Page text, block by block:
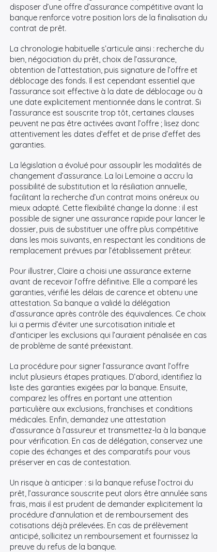
disposer d’une offre d’assurance compétitive avant la
banque renforce votre position lors de la finalisation du
contrat de prêt.
La chronologie habituelle s’articule ainsi : recherche du
bien, négociation du prêt, choix de l’assurance,
obtention de l’attestation, puis signature de l’offre et
déblocage des fonds. Il est cependant essentiel que
l’assurance soit effective à la date de déblocage ou à
une date explicitement mentionnée dans le contrat. Si
l’assurance est souscrite trop tôt, certaines clauses
peuvent ne pas être activées avant l’offre ; lisez donc
attentivement les dates d’effet et de prise d’effet des
garanties.
La législation a évolué pour assouplir les modalités de
changement d’assurance. La loi Lemoine a accru la
possibilité de substitution et la résiliation annuelle,
facilitant la recherche d’un contrat moins onéreux ou
mieux adapté. Cette flexibilité change la donne : il est
possible de signer une assurance rapide pour lancer le
dossier, puis de substituer une offre plus compétitive
dans les mois suivants, en respectant les conditions de
remplacement prévues par l’établissement prêteur.
Pour illustrer, Claire a choisi une assurance externe
avant de recevoir l’offre définitive. Elle a comparé les
garanties, vérifié les délais de carence et obtenu une
attestation. Sa banque a validé la délégation
d’assurance après contrôle des équivalences. Ce choix
lui a permis d’éviter une surcotisation initiale et
d’anticiper les exclusions qui l’auraient pénalisée en cas
de problème de santé préexistant.
La procédure pour signer l’assurance avant l’offre
inclut plusieurs étapes pratiques. D’abord, identifiez la
liste des garanties exigées par la banque. Ensuite,
comparez les offres en portant une attention
particulière aux exclusions, franchises et conditions
médicales. Enfin, demandez une attestation
d’assurance à l’assureur et transmettez-la à la banque
pour vérification. En cas de délégation, conservez une
copie des échanges et des comparatifs pour vous
préserver en cas de contestation.
Un risque à anticiper : si la banque refuse l’octroi du
prêt, l’assurance souscrite peut alors être annulée sans
frais, mais il est prudent de demander explicitement la
procédure d’annulation et de remboursement des
cotisations déjà prélevées. En cas de prélèvement
anticipé, sollicitez un remboursement et fournissez la
preuve du refus de la banque.